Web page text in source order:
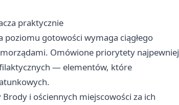
praktycznie
gotowości wymaga ciągłego
Omówione priorytety najpewniej
— elementów, które
i ościennych miejscowości za ich